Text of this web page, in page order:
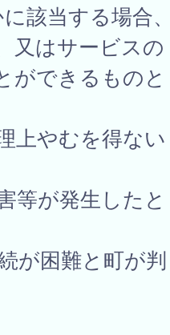
該当する場合、
又はサービスの
ができるものと
やむを得ない
が発生したと
が困難と町が判